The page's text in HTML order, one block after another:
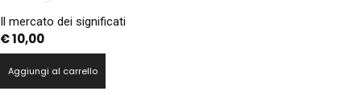
Il mercato dei significati
€10,00
Aggiungi al carrello